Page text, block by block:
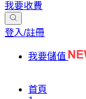
我要收費
登入/註冊
我要儲值
首頁